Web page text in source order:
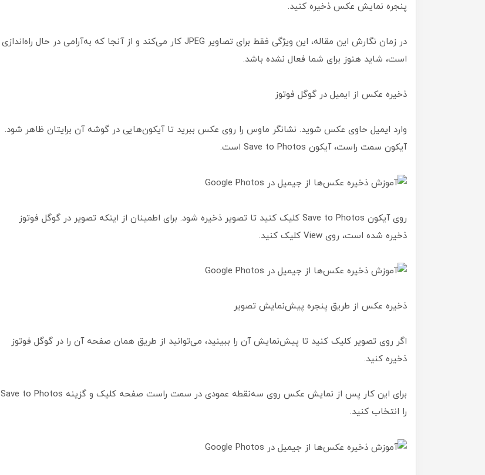
پنجره نمایش عکس ذخیره کنید.
در زمان نگارش این مقاله، این ویژگی فقط برای تصاویر JPEG کار می‌کند و از آنجا که به‌آرامی در حال راه‌اندازی
است، شاید هنوز برای شما فعال نشده باشد.
ذخیره عکس از ایمیل در گوگل فوتوز
وارد ایمیل حاوی عکس شوید. نشانگر ماوس را روی عکس ببرید تا آیکون‌هایی در گوشه آن برایتان ظاهر شود.
آیکون سمت راست، آیکون Save to Photos است.
روی آیکون Save to Photos کلیک کنید تا تصویر ذخیره شود. برای اطمینان از اینکه تصویر در گوگل فوتوز
ذخیره شده است، روی View کلیک کنید.
ذخیره عکس از طریق پنجره پیش‌نمایش تصویر
اگر روی تصویر کلیک کنید تا پیش‌نمایش آن را ببینید، می‌توانید از طریق همان صفحه آن را در گوگل فوتوز
ذخیره کنید.
برای این کار پس از نمایش عکس روی سه‌نقطه عمودی در سمت راست صفحه کلیک و گزینه Save to Photos
را انتخاب کنید.